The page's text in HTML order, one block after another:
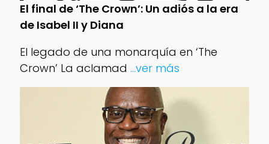
El final de ‘The Crown’: Un adiós a la era
de Isabel II y Diana
El legado de una monarquía en ‘The
Crown’ La aclamad ...ver más